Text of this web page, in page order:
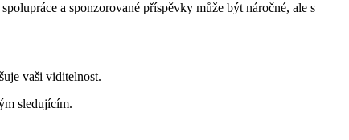
a sponzorované příspěvky může být náročné, ale s
vaši viditelnost.
sledujícím.